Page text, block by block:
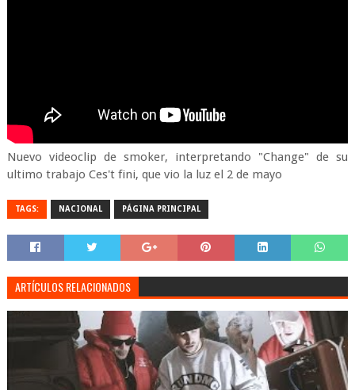
Nuevo videoclip de smoker, interpretando "Change" de su
ultimo trabajo Ces't fini, que vio la luz el 2 de mayo
TAGS: NACIONAL PÁGINA PRINCIPAL
ARTÍCULOS RELACIONADOS